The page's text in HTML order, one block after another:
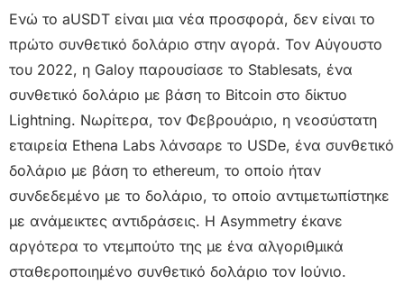
Ενώ το aUSDT είναι μια νέα προσφορά, δεν είναι το
πρώτο συνθετικό δολάριο στην αγορά. Τον Αύγουστο
του 2022, η Galoy παρουσίασε το Stablesats, ένα
συνθετικό δολάριο με βάση το Bitcoin στο δίκτυο
Lightning. Νωρίτερα, τον Φεβρουάριο, η νεοσύστατη
εταιρεία Ethena Labs λάνσαρε το USDe, ένα συνθετικό
δολάριο με βάση το ethereum, το οποίο ήταν
συνδεδεμένο με το δολάριο, το οποίο αντιμετωπίστηκε
με ανάμεικτες αντιδράσεις. Η Asymmetry έκανε
αργότερα το ντεμπούτο της με ένα αλγοριθμικά
σταθεροποιημένο συνθετικό δολάριο τον Ιούνιο.